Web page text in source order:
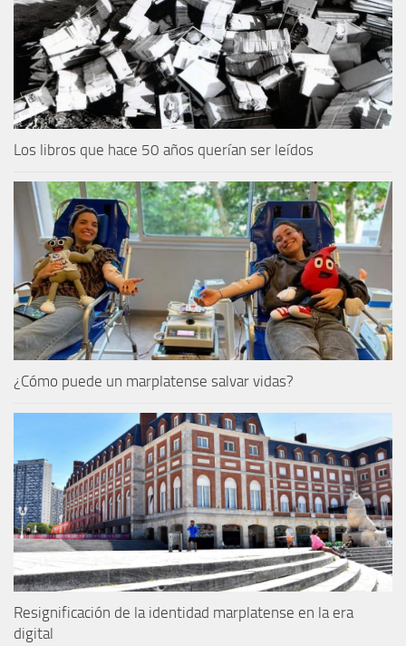
Los libros que hace 50 años querían ser leídos
¿Cómo puede un marplatense salvar vidas?
Resignificación de la identidad marplatense en la era
digital